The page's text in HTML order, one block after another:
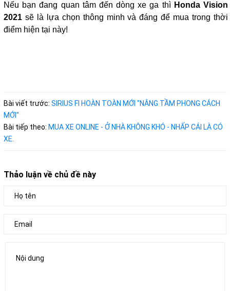
Nếu bạn đang quan tâm đến dòng xe ga thì Honda Vision
2021 sẽ là lựa chọn thông minh và đáng để mua trong thời
điểm hiện tại này!
Bài viết trước: SIRIUS FI HOÀN TOÀN MỚI "NÂNG TẦM PHONG CÁCH
MỚI"
Bài tiếp theo: MUA XE ONLINE - Ở NHÀ KHÔNG KHÓ - NHẤP CÁI LÀ CÓ
XE.
Thảo luận về chủ đề này